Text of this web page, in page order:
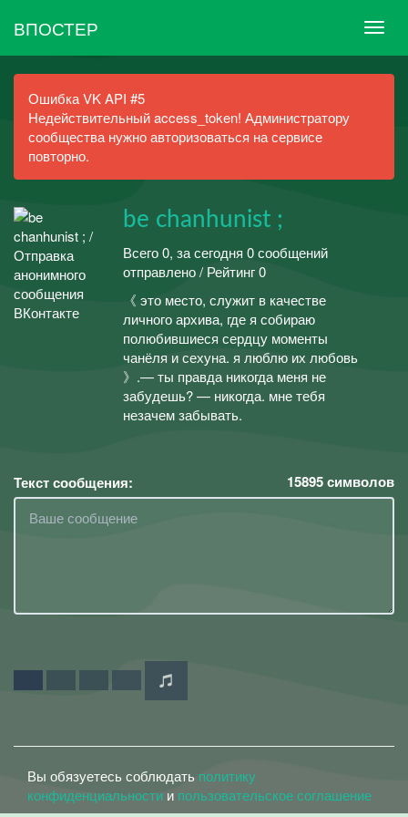
ВПОСТЕР
Ошибка VK API #5
Недействительный access_token! Администратору
сообщества нужно авторизоваться на сервисе
повторно.
be chanhunist ;
Всего 0, за сегодня 0 сообщений
отправлено / Рейтинг 0
《 это место, служит в качестве
личного архива, где я собираю
полюбившиеся сердцу моменты
чанёля и сехуна. я люблю их любовь
》.— ты правда никогда меня не
забудешь? — никогда. мне тебя
незачем забывать.
Текст сообщения: 15895символов
Вы обязуетесь соблюдать политику
конфиденциальности и пользовательское соглашение